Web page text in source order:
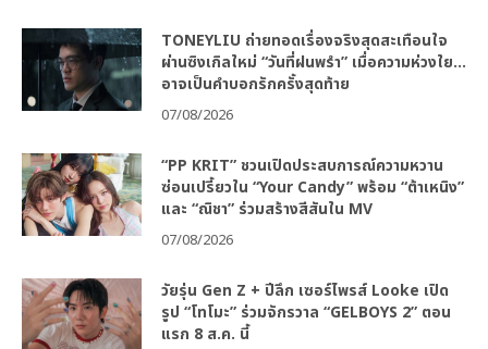
TONEYLIU ถ่ายทอดเรื่องจริงสุดสะเทือนใจ
ผ่านซิงเกิลใหม่ “วันที่ฝนพรำ” เมื่อความห่วงใย…
อาจเป็นคำบอกรักครั้งสุดท้าย
07/08/2026
“PP KRIT” ชวนเปิดประสบการณ์ความหวาน
ซ่อนเปรี้ยวใน “Your Candy” พร้อม “ต้าเหนิง”
และ “ณิชา” ร่วมสร้างสีสันใน MV
07/08/2026
วัยรุ่น Gen Z + ปีลึก เซอร์ไพรส์ Looke เปิด
รูป “โทโมะ” ร่วมจักรวาล “GELBOYS 2” ตอน
แรก 8 ส.ค. นี้